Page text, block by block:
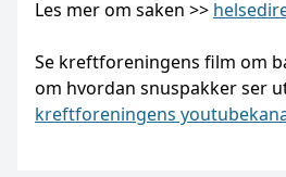
Les mer om saken >>
Se kreftforeningens film om
om hvordan snuspakker ser
kreftforeningens